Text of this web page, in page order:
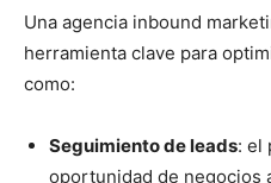
Una agencia inbound
herramienta clave para
como:
Seguimiento de leads: el
oportunidad de negocios